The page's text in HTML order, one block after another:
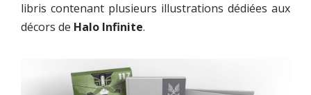
libris contenant plusieurs illustrations dédiées aux
décors de Halo Infinite.